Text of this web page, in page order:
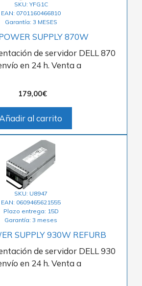
SKU: YFG1C
EAN: 0701160466810
Garantía: 3 MESES
SUPPLY 870W
de servidor DELL 870
en 24 h. Venta a
179,00€
al carrito
SKU: U8947
EAN: 0609465621555
Plazo entrega: 15D
Garantía: 3 meses
SUPPLY 930W REFURB
de servidor DELL 930
en 24 h. Venta a